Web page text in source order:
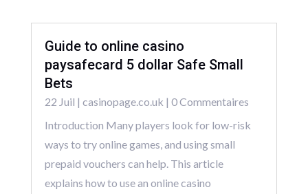
Guide to online casino
paysafecard 5 dollar Safe Small
Bets
22 Juil | casinopage.co.uk | 0 Commentaires
Introduction Many players look for low-risk
ways to try online games, and using small
prepaid vouchers can help. This article
explains how to use an online casino